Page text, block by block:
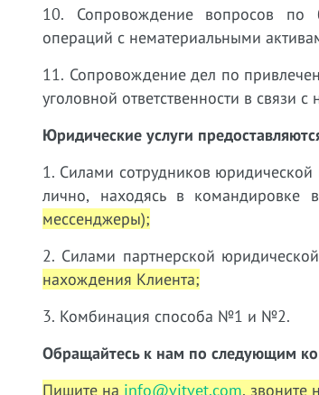
10. Сопровождение вопросов по
операций с нематериальными
11. Сопровождение дел по
уголовной ответственности в связи
Юридические услуги
1. Силами сотрудников
лично, находясь в командировке
мессенджеры);
2. Силами партнерской
нахождения Клиента;
3. Комбинация способа №1 и №2.
Обращайтесь к нам по следующим
Пишите на info@vitvet.com, звоните